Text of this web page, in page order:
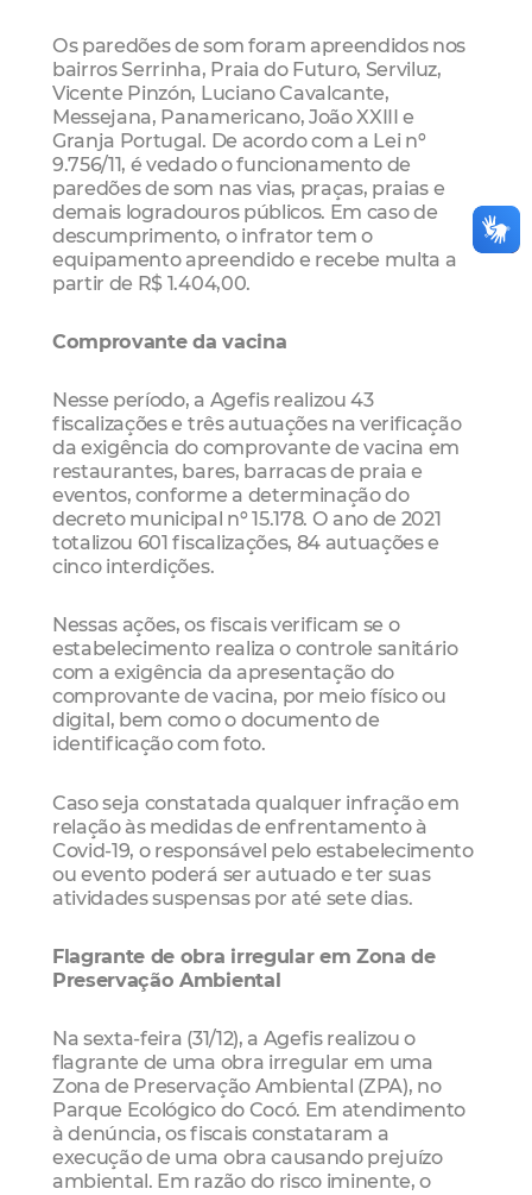
Os paredões de som foram apreendidos nos
bairros Serrinha, Praia do Futuro, Serviluz,
Vicente Pinzón, Luciano Cavalcante,
Messejana, Panamericano, João XXIII e
Granja Portugal. De acordo com a Lei nº
9.756/11, é vedado o funcionamento de
paredões de som nas vias, praças, praias e
demais logradouros públicos. Em caso de
descumprimento, o infrator tem o
equipamento apreendido e recebe multa a
partir de R$ 1.404,00.
Comprovante da vacina
Nesse período, a Agefis realizou 43
fiscalizações e três autuações na verificação
da exigência do comprovante de vacina em
restaurantes, bares, barracas de praia e
eventos, conforme a determinação do
decreto municipal nº 15.178. O ano de 2021
totalizou 601 fiscalizações, 84 autuações e
cinco interdições.
Nessas ações, os fiscais verificam se o
estabelecimento realiza o controle sanitário
com a exigência da apresentação do
comprovante de vacina, por meio físico ou
digital, bem como o documento de
identificação com foto.
Caso seja constatada qualquer infração em
relação às medidas de enfrentamento à
Covid-19, o responsável pelo estabelecimento
ou evento poderá ser autuado e ter suas
atividades suspensas por até sete dias.
Flagrante de obra irregular em Zona de
Preservação Ambiental
Na sexta-feira (31/12), a Agefis realizou o
flagrante de uma obra irregular em uma
Zona de Preservação Ambiental (ZPA), no
Parque Ecológico do Cocó. Em atendimento
à denúncia, os fiscais constataram a
execução de uma obra causando prejuízo
ambiental. Em razão do risco iminente, o